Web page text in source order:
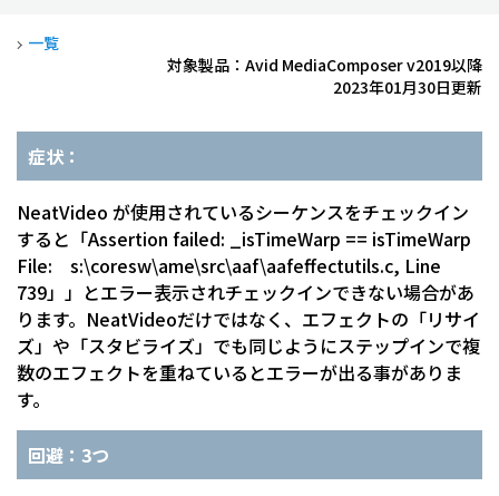
一覧
対象製品：Avid MediaComposer v2019以降
2023年01月30日更新
症状：
NeatVideo が使用されているシーケンスをチェックイン
すると「Assertion failed: _isTimeWarp == isTimeWarp
File: s:\coresw\ame\src\aaf\aafeffectutils.c, Line
739」」 とエラー表示されチェックインできない場合があ
ります。 NeatVideoだけではなく、エフェクトの「リサイ
ズ」や「スタビライズ」 でも同じようにステップインで複
数のエフェクトを重ねているとエラーが出る事がありま
す。
回避：3つ